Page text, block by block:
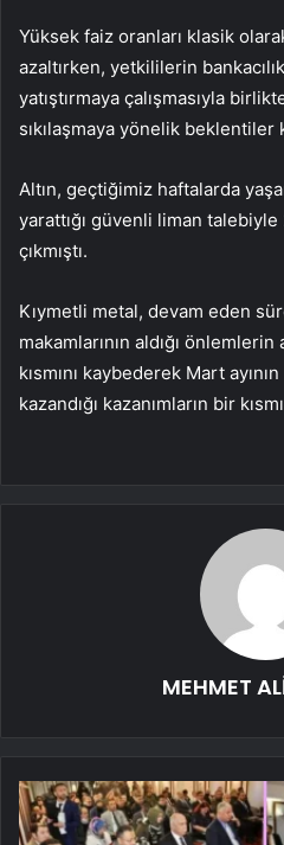
Yüksek faiz oranları klasik
azaltırken, yetkililerin
yatıştırmaya çalışmasıyla
sıkılaşmaya yönelik
Altın, geçtiğimiz haftalarda
yarattığı güvenli liman
çıkmıştı.
Kıymetli metal, devam eden
makamlarının aldığı
kısmını kaybederek Mart
kazandığı kazanımların bir
MEHMET